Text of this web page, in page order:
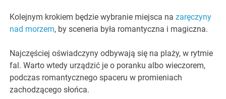
Kolejnym krokiem będzie wybranie miejsca nazaręczyny
nad morzem, by sceneria była romantyczna i magiczna.
Najczęściej oświadczyny odbywają się na plaży, w rytmie
fal. Warto wtedy urządzić je o poranku albo wieczorem,
podczas romantycznego spaceru w promieniach
zachodzącego słońca.